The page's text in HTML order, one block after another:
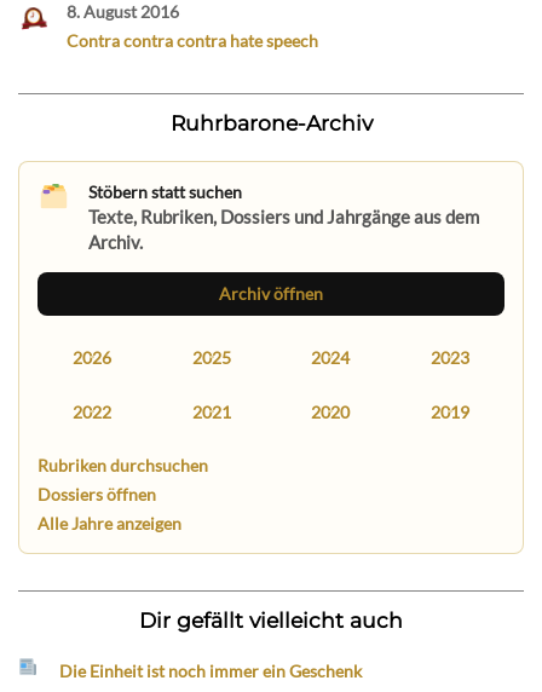
8. August 2016
Contra contra contra hate speech
Ruhrbarone-Archiv
Stöbern statt suchen
Texte, Rubriken, Dossiers und Jahrgänge aus dem
Archiv.
Archiv öffnen
2026 2025 2024 2023
2022 2021 2020 2019
Rubriken durchsuchen
Dossiers öffnen
Alle Jahre anzeigen
Dir gefällt vielleicht auch
Die Einheit ist noch immer ein Geschenk